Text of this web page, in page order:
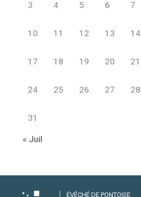
3 4 5 6 7
10 11 12 13 14
17 18 19 20 21
24 25 26 27 28
31
« Juil
ÉVÊCHÉ DE PONTOISE